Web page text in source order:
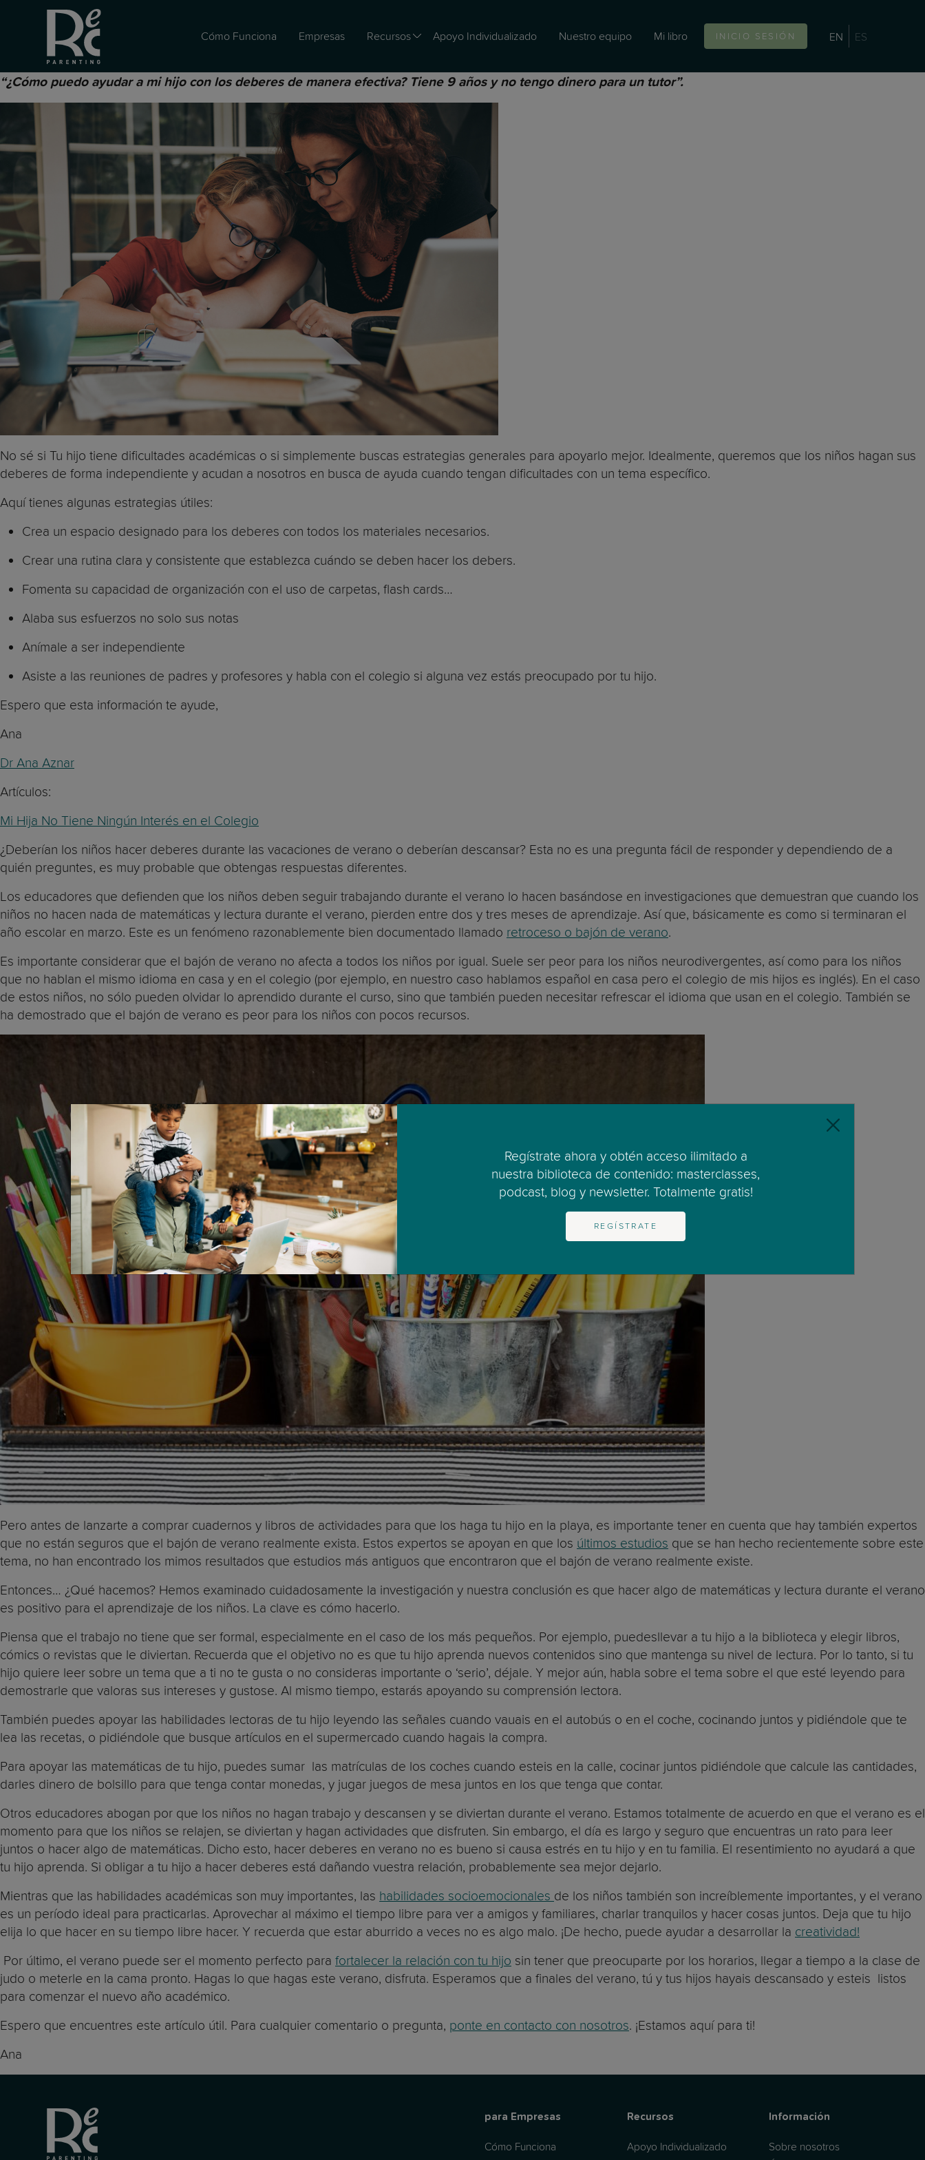
Cómo Funciona Empresas Recursos Apoyo Individualizado Nuestro equipo Mi libro INICIO SESIÓN EN ES
“¿Cómo puedo ayudar a mi hijo con los deberes de manera efectiva? Tiene 9 años y no tengo dinero para un tutor”.
No sé si Tu hijo tiene dificultades académicas o si simplemente buscas estrategias generales para apoyarlo mejor. Idealmente, queremos que los niños hagan sus
deberes de forma independiente y acudan a nosotros en busca de ayuda cuando tengan dificultades con un tema específico.
Aquí tienes algunas estrategias útiles:
Crea un espacio designado para los deberes con todos los materiales necesarios.
Crear una rutina clara y consistente que establezca cuándo se deben hacer los debers.
Fomenta su capacidad de organización con el uso de carpetas, flash cards…
Alaba sus esfuerzos no solo sus notas
Anímale a ser independiente
Asiste a las reuniones de padres y profesores y habla con el colegio si alguna vez estás preocupado por tu hijo.
Espero que esta información te ayude,
Ana
Dr Ana Aznar
Artículos:
Mi Hija No Tiene Ningún Interés en el Colegio
¿Deberían los niños hacer deberes durante las vacaciones de verano o deberían descansar? Esta no es una pregunta fácil de responder y dependiendo de a
quién preguntes, es muy probable que obtengas respuestas diferentes.
Los educadores que defienden que los niños deben seguir trabajando durante el verano lo hacen basándose en investigaciones que demuestran que cuando los
niños no hacen nada de matemáticas y lectura durante el verano, pierden entre dos y tres meses de aprendizaje. Así que, básicamente es como si terminaran el
año escolar en marzo. Este es un fenómeno razonablemente bien documentado llamado retroceso o bajón de verano.
Es importante considerar que el bajón de verano no afecta a todos los niños por igual. Suele ser peor para los niños neurodivergentes, así como para los niños
que no hablan el mismo idioma en casa y en el colegio (por ejemplo, en nuestro caso hablamos español en casa pero el colegio de mis hijos es inglés). En el caso
de estos niños, no sólo pueden olvidar lo aprendido durante el curso, sino que también pueden necesitar refrescar el idioma que usan en el colegio. También se
ha demostrado que el bajón de verano es peor para los niños con pocos recursos.
Pero antes de lanzarte a comprar cuadernos y libros de actividades para que los haga tu hijo en la playa, es importante tener en cuenta que hay también expertos
que no están seguros que el bajón de verano realmente exista. Estos expertos se apoyan en que los últimos estudios que se han hecho recientemente sobre este
tema, no han encontrado los mimos resultados que estudios más antiguos que encontraron que el bajón de verano realmente existe.
Entonces… ¿Qué hacemos? Hemos examinado cuidadosamente la investigación y nuestra conclusión es que hacer algo de matemáticas y lectura durante el verano
es positivo para el aprendizaje de los niños. La clave es cómo hacerlo.
Piensa que el trabajo no tiene que ser formal, especialmente en el caso de los más pequeños. Por ejemplo, puedesllevar a tu hijo a la biblioteca y elegir libros,
cómics o revistas que le diviertan. Recuerda que el objetivo no es que tu hijo aprenda nuevos contenidos sino que mantenga su nivel de lectura. Por lo tanto, si tu
hijo quiere leer sobre un tema que a ti no te gusta o no consideras importante o ‘serio’, déjale. Y mejor aún, habla sobre el tema sobre el que esté leyendo para
demostrarle que valoras sus intereses y gustose. Al mismo tiempo, estarás apoyando su comprensión lectora.
También puedes apoyar las habilidades lectoras de tu hijo leyendo las señales cuando vauais en el autobús o en el coche, cocinando juntos y pidiéndole que te
lea las recetas, o pidiéndole que busque artículos en el supermercado cuando hagais la compra.
Para apoyar las matemáticas de tu hijo, puedes sumar las matrículas de los coches cuando esteis en la calle, cocinar juntos pidiéndole que calcule las cantidades,
darles dinero de bolsillo para que tenga contar monedas, y jugar juegos de mesa juntos en los que tenga que contar.
Otros educadores abogan por que los niños no hagan trabajo y descansen y se diviertan durante el verano. Estamos totalmente de acuerdo en que el verano es el
momento para que los niños se relajen, se diviertan y hagan actividades que disfruten. Sin embargo, el día es largo y seguro que encuentras un rato para leer
juntos o hacer algo de matemáticas. Dicho esto, hacer deberes en verano no es bueno si causa estrés en tu hijo y en tu familia. El resentimiento no ayudará a que
tu hijo aprenda. Si obligar a tu hijo a hacer deberes está dañando vuestra relación, probablemente sea mejor dejarlo.
Mientras que las habilidades académicas son muy importantes, las habilidades socioemocionales de los niños también son increíblemente importantes, y el verano
es un período ideal para practicarlas. Aprovechar al máximo el tiempo libre para ver a amigos y familiares, charlar tranquilos y hacer cosas juntos. Deja que tu hijo
elija lo que hacer en su tiempo libre hacer. Y recuerda que estar aburrido a veces no es algo malo. ¡De hecho, puede ayudar a desarrollar la creatividad!
Por último, el verano puede ser el momento perfecto para fortalecer la relación con tu hijo sin tener que preocuparte por los horarios, llegar a tiempo a la clase de
judo o meterle en la cama pronto. Hagas lo que hagas este verano, disfruta. Esperamos que a finales del verano, tú y tus hijos hayais descansado y esteis listos
para comenzar el nuevo año académico.
Espero que encuentres este artículo útil. Para cualquier comentario o pregunta, ponte en contacto con nosotros. ¡Estamos aquí para ti!
Ana
para Empresas
Cómo Funciona
Recursos
Apoyo Individualizado
Información
Sobre nosotros
Regístrate ahora y obtén acceso ilimitado a
nuestra biblioteca de contenido: masterclasses,
podcast, blog y newsletter. Totalmente gratis!
REGÍSTRATE